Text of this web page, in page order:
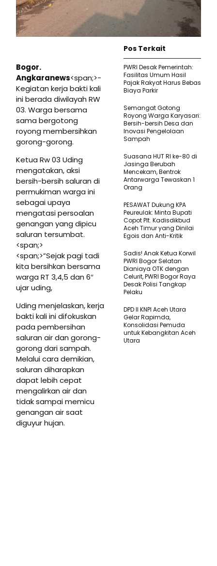
Bogor.
Angkaranews<span;>-
Kegiatan kerja bakti kali
ini berada diwilayah RW
03. Warga bersama
sama bergotong
royong membersihkan
gorong-gorong.
Ketua Rw 03 Uding
mengatakan, aksi
bersih-bersih saluran di
permukiman warga ini
sebagai upaya
mengatasi persoalan
genangan yang dipicu
saluran tersumbat.
<span;>
<span;>”Sejak pagi tadi
kita bersihkan bersama
warga RT 3,4,5 dan 6″
ujar uding,
Uding menjelaskan, kerja
bakti kali ini difokuskan
pada pembersihan
saluran air dan gorong-
gorong dari sampah.
Melalui cara demikian,
saluran diharapkan
dapat lebih cepat
mengalirkan air dan
tidak sampai memicu
genangan air saat
diguyur hujan.
Pos Terkait
PWRI Desak Pemerintah:
Fasilitas Umum Hasil
Pajak Rakyat Harus Bebas
Biaya Parkir
Semangat Gotong
Royong Warga Karyasari:
Bersih-bersih Desa dan
Inovasi Pengelolaan
Sampah
Suasana HUT RI ke-80 di
Jasinga Berubah
Mencekam, Bentrok
Antarwarga Tewaskan 1
Orang
PESAWAT Dukung KPA
Peureulak: Minta Bupati
Copot Plt. Kadisdikbud
Aceh Timur yang Dinilai
Egois dan Anti-Kritik
Sadis! Anak Ketua Korwil
PWRI Bogor Selatan
Dianiaya OTK dengan
Celurit, PWRI Bogor Raya
Desak Polisi Tangkap
Pelaku
DPD II KNPI Aceh Utara
Gelar Rapimda,
Konsolidasi Pemuda
untuk Kebangkitan Aceh
Utara